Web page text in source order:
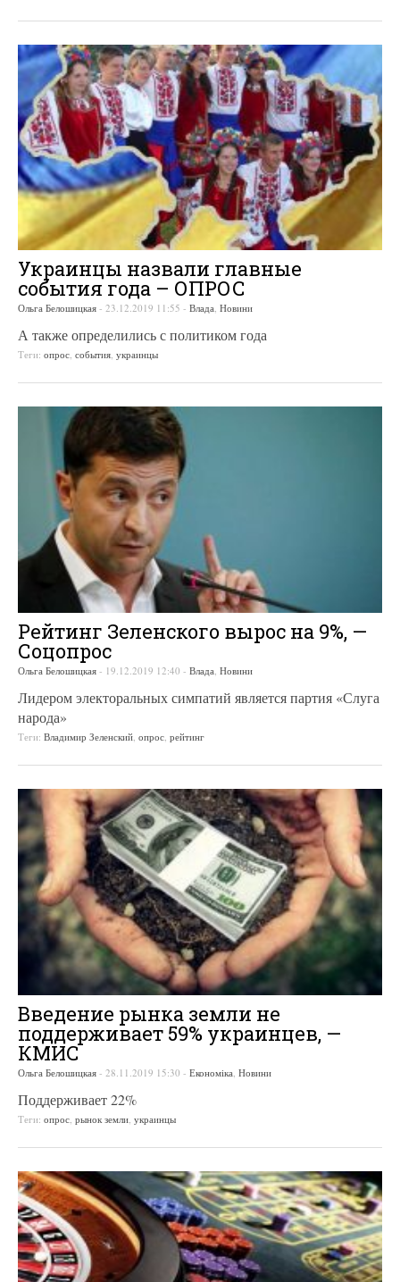
Украинцы назвали главные
события года – ОПРОС
Ольга Белошицкая - 23.12.2019 11:55 - Влада, Новини
А также определились с политиком года
Теги: опрос, события, украинцы
Рейтинг Зеленского вырос на 9%, —
Соцопрос
Ольга Белошицкая - 19.12.2019 12:40 - Влада, Новини
Лидером электоральных симпатий является партия «Слуга
народа»
Теги: Владимир Зеленский, опрос, рейтинг
Введение рынка земли не
поддерживает 59% украинцев, —
КМИС
Ольга Белошицкая - 28.11.2019 15:30 - Економіка Новини
Поддерживает 22%
Теги: опрос рынок земли украинцы